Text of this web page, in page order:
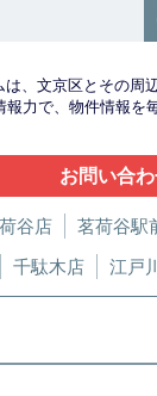
、文京区とその周
報力で、物件情報を
お問い合
谷店 茗荷谷駅
千駄木店 江戸